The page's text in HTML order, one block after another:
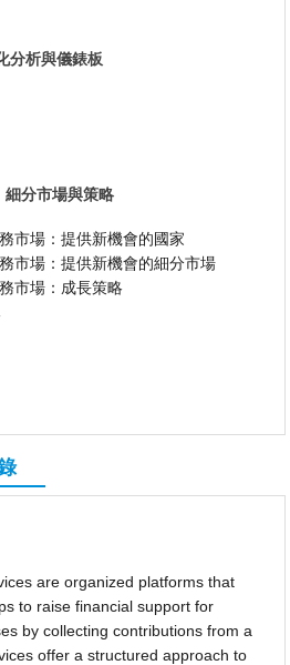
分析與儀錶板
細分市場與策略
市場：提供新機會的國家
市場：提供新機會的細分市場
市場：成長策略
are organized platforms that
to raise financial support for
by collecting contributions from a
offer a structured approach to